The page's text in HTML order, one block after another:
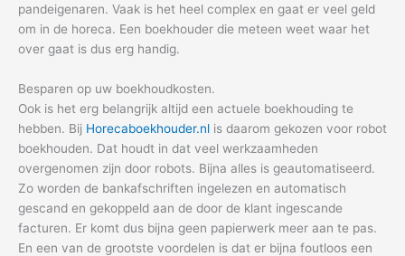
pandeigenaren. Vaak is het heel complex en gaat er veel geld
om in de horeca. Een boekhouder die meteen weet waar het
over gaat is dus erg handig.
Besparen op uw boekhoudkosten.
Ook is het erg belangrijk altijd een actuele boekhouding te
hebben. Bij Horecaboekhouder.nl is daarom gekozen voor robot
boekhouden. Dat houdt in dat veel werkzaamheden
overgenomen zijn door robots. Bijna alles is geautomatiseerd.
Zo worden de bankafschriften ingelezen en automatisch
gescand en gekoppeld aan de door de klant ingescande
facturen. Er komt dus bijna geen papierwerk meer aan te pas.
En een van de grootste voordelen is dat er bijna foutloos een